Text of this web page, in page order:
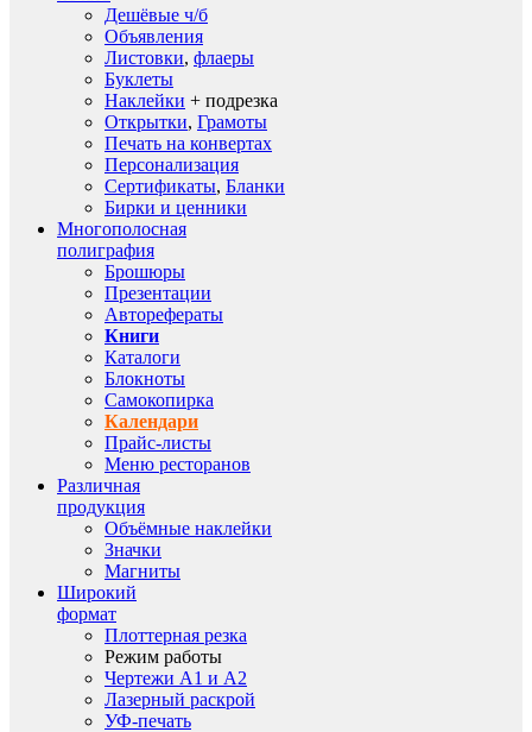
Дешёвые ч/б
Объявления
Листовки, флаеры
Буклеты
Наклейки + подрезка
Открытки, Грамоты
Печать на конвертах
Персонализация
Сертификаты, Бланки
Бирки и ценники
Многополосная
полиграфия
Брошюры
Презентации
Авторефераты
Книги
Каталоги
Блокноты
Самокопирка
Календари
Прайс-листы
Меню ресторанов
Различная
продукция
Объёмные наклейки
Значки
Магниты
Широкий
формат
Плоттерная резка
Режим работы
Чертежи A1 и A2
Лазерный раскрой
УФ-печать